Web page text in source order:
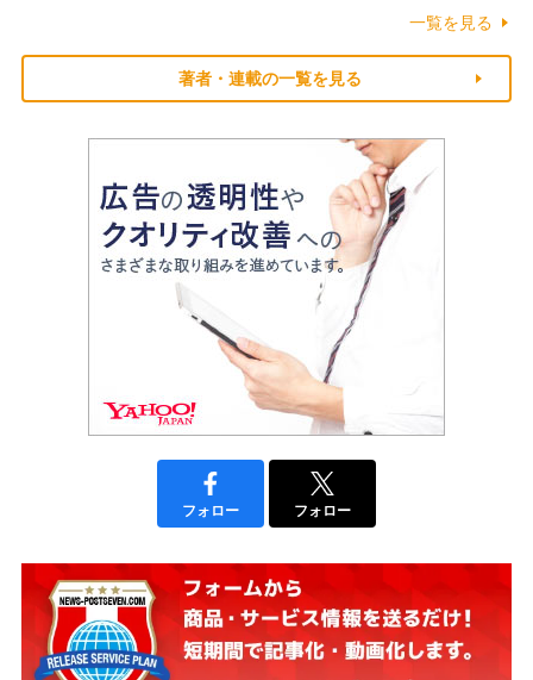
一覧を見る
著者・連載の一覧を見る
フォロー フォロー